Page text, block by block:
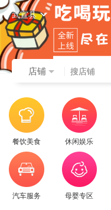
武宣县
店铺
餐饮美食 休闲娱乐
汽车服务 母婴专区